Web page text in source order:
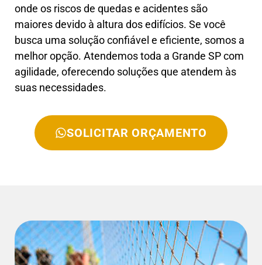
onde os riscos de quedas e acidentes são
maiores devido à altura dos edifícios. Se você
busca uma solução confiável e eficiente, somos a
melhor opção. Atendemos toda a Grande SP com
agilidade, oferecendo soluções que atendem às
suas necessidades.
SOLICITAR ORÇAMENTO